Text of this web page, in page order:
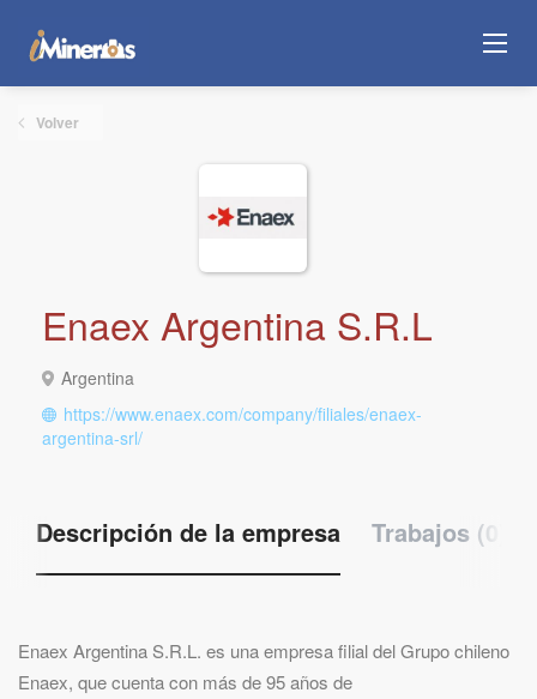
Volver
Enaex Argentina S.R.L
Argentina
https://www.enaex.com/company/filiales/enaex-
argentina-srl/
Descripción de la empresa Trabajos (0)
Enaex Argentina S.R.L. es una empresa filial del Grupo chileno
Enaex, que cuenta con más de 95 años de